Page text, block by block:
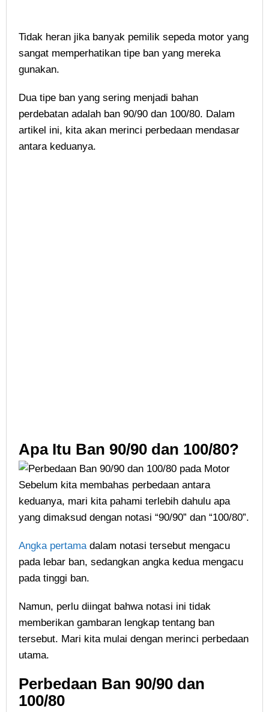
Tidak heran jika banyak pemilik sepeda motor yang
sangat memperhatikan tipe ban yang mereka
gunakan.
Dua tipe ban yang sering menjadi bahan
perdebatan adalah ban 90/90 dan 100/80. Dalam
artikel ini, kita akan merinci perbedaan mendasar
antara keduanya.
Apa Itu Ban 90/90 dan 100/80?
Sebelum kita membahas perbedaan antara
keduanya, mari kita pahami terlebih dahulu apa
yang dimaksud dengan notasi “90/90” dan “100/80”.
Angka pertamadalam notasi tersebut mengacu
pada lebar ban, sedangkan angka kedua mengacu
pada tinggi ban.
Namun, perlu diingat bahwa notasi ini tidak
memberikan gambaran lengkap tentang ban
tersebut. Mari kita mulai dengan merinci perbedaan
utama.
Perbedaan Ban 90/90 dan
100/80